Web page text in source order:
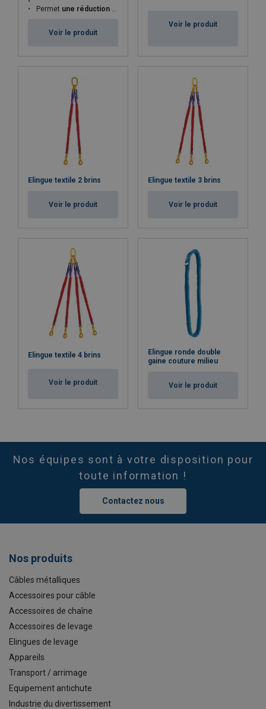
Permet une réduction de 65% de CO2
Voir le produit
Voir le produit
Elingue textile 2 brins
Voir le produit
Elingue textile 3 brins
Voir le produit
Elingue textile 4 brins
Voir le produit
Elingue ronde double
gaine couture milieu
Voir le produit
Nos équipes sont à votre disposition pour
toute information !
Contactez nous
Nos produits
Câbles métalliques
Accessoires pour câble
Accessoires de chaîne
Accessoires de levage
Elingues de levage
Appareils
Transport / arrimage
Equipement antichute
Industrie du divertissement